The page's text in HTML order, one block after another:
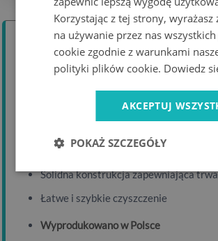
Cechy produktu
Ochrona podłoża przed tłuszczem,
Wodoodporna i antykorozyjna
Zaokrąglone, bezpieczne narożniki
Solidna konstrukcja zapewniająca
Łatwe i szybkie czyszczenie
Wyprodukowano w Polsce
Korzystając z tej strony, wyrażasz
na używanie przez nas
cookie zgodnie z warunkami
polityki plików cookie. Dowiedz
AKCEPTUJ
POKAŻ SZCZEGÓŁY